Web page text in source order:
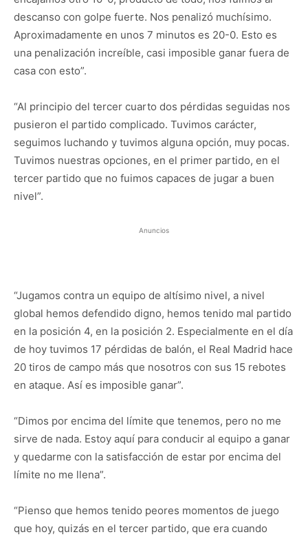
descanso con golpe fuerte. Nos penalizó muchísimo.
Aproximadamente en unos 7 minutos es 20-0. Esto es
una penalización increíble, casi imposible ganar fuera de
casa con esto”.
“Al principio del tercer cuarto dos pérdidas seguidas nos
pusieron el partido complicado. Tuvimos carácter,
seguimos luchando y tuvimos alguna opción, muy pocas.
Tuvimos nuestras opciones, en el primer partido, en el
tercer partido que no fuimos capaces de jugar a buen
nivel”.
Anuncios
“Jugamos contra un equipo de altísimo nivel, a nivel
global hemos defendido digno, hemos tenido mal partido
en la posición 4, en la posición 2. Especialmente en el día
de hoy tuvimos 17 pérdidas de balón, el Real Madrid hace
20 tiros de campo más que nosotros con sus 15 rebotes
en ataque. Así es imposible ganar”.
“Dimos por encima del límite que tenemos, pero no me
sirve de nada. Estoy aquí para conducir al equipo a ganar
y quedarme con la satisfacción de estar por encima del
límite no me llena”.
“Pienso que hemos tenido peores momentos de juego
que hoy, quizás en el tercer partido, que era cuando